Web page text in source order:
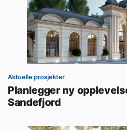
Aktuelle prosjekter
Planlegger ny
Sandefjord